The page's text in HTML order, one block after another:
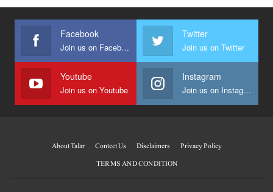
Facebook
Join us on Facebook
Twitter
Join us on Twitter
Youtube
Join us on Youtube
Instagram
Join us on Instagram
About Talar Contect Us Disclaimers
Privacy Policy
TERMS AND CONDITION